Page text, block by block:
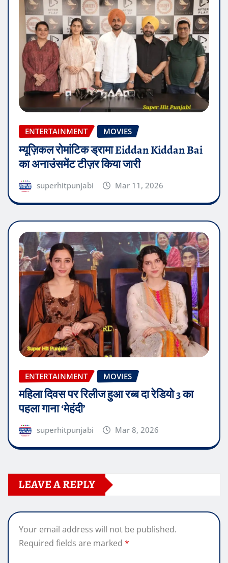
ENTERTAINMENT MOVIES
म्यूज़िकल रोमांटिक ड्रामा Eiddan Kiddan Bai
का अनाउंसमेंट टीज़र किया जारी
superhitpunjabi Mar 11, 2026
ENTERTAINMENT MOVIES
महिला दिवस पर रिलीज हुआ रब्ब दा रेडियो 3 का
पहला गाना ‘मेहंदी’
superhitpunjabi Mar 8, 2026
LEAVE A REPLY
Your email address will not be published.
Required fields are marked *